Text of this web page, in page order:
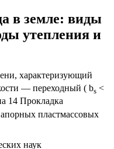
в земле: виды
утепления и
характеризующий
— переходный ( bs <
14 Прокладка
пластмассовых